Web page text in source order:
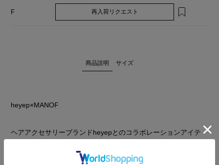
F 再入荷リクエスト
商品説明 サイズ
heyep×MANOF
ヘアアクセサリーブランドheyepとのコラボレーションアイテ
MANOFのワッシャーサテンセットアップの生地を使用し、存在